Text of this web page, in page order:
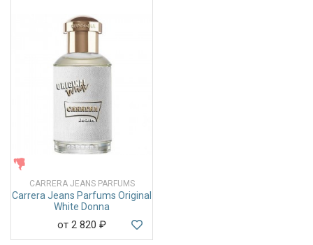
CARRERA JEANS PARFUMS
Carrera Jeans Parfums Original
White Donna
от 2 820 ₽